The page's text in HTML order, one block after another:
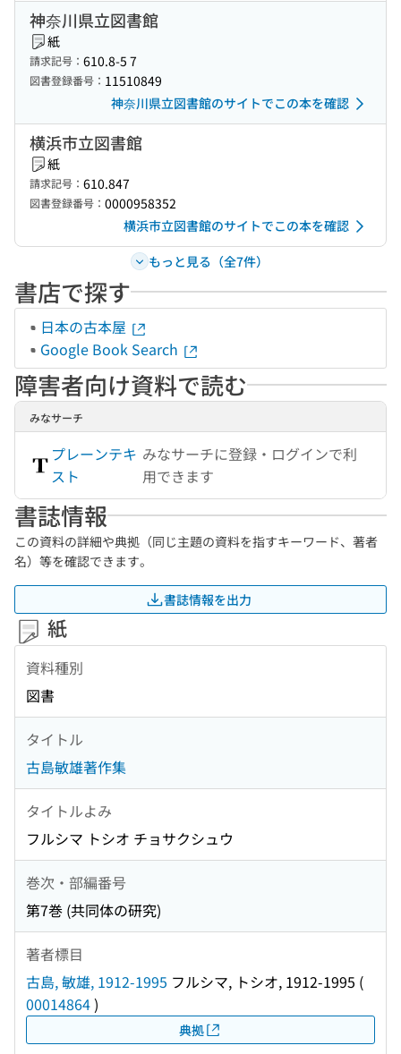
神奈川県立図書館
紙
請求記号： 610.8-5 7
図書登録番号： 11510849
神奈川県立図書館のサイトでこの本を確認
横浜市立図書館
紙
請求記号： 610.847
図書登録番号： 0000958352
横浜市立図書館のサイトでこの本を確認
もっと見る（全7件）
書店で探す
日本の古本屋
Google Book Search
障害者向け資料で読む
みなサーチ
プレーンテキ
スト
みなサーチに登録・ログインで利
用できます
書誌情報
この資料の詳細や典拠（同じ主題の資料を指すキーワード、著者
名）等を確認できます。
書誌情報を出力
紙
資料種別
図書
タイトル
古島敏雄著作集
タイトルよみ
フルシマ トシオ チョサクシュウ
巻次・部編番号
第7巻 (共同体の研究)
著者標目
古島, 敏雄, 1912-1995 フルシマ, トシオ, 1912-1995 (
00014864)
典拠